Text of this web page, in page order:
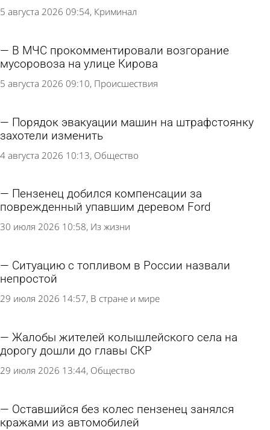
5 августа 2026 09:54 Криминал
В МЧС прокомментировали возгорание
мусоровоза на улице Кирова
5 августа 2026 09:10 Происшествия
Порядок эвакуации машин на штрафстоянку
захотели изменить
4 августа 2026 10:13 Общество
Пензенец добился компенсации за
поврежденный упавшим деревом Ford
30 июля 2026 10:58 Из жизни
Ситуацию с топливом в России назвали
непростой
29 июля 2026 14:57 В стране и мире
Жалобы жителей колышлейского села на
дорогу дошли до главы СКР
29 июля 2026 13:44 Общество
Оставшийся без колес пензенец занялся
кражами из автомобилей